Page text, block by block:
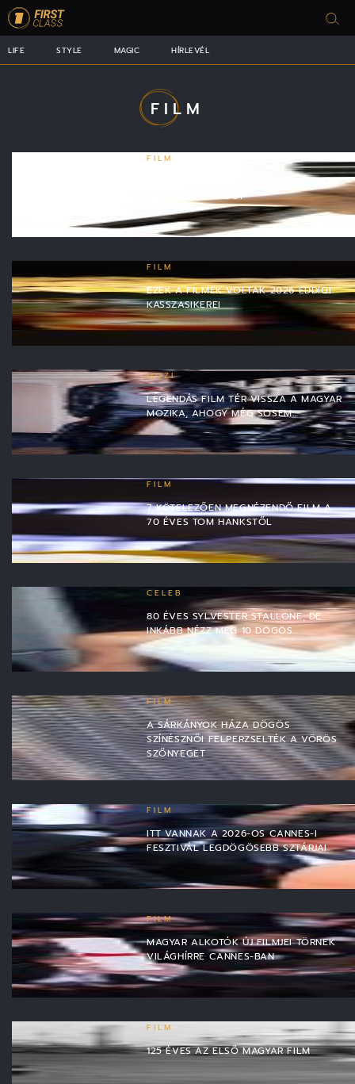
LIFE STYLE MAGIC HÍRLEVÉL
FILM
FILM
SOSEM LÁTOTT PÉNZÉRT VETTEK STAR
WARS-FÉNYKARDOT
FILM
EZEK A FILMEK VOLTAK 2026 EDDIGI
KASSZASIKEREI
MOZI
LEGENDÁS FILM TÉR VISSZA A MAGYAR
MOZIKA, AHOGY MÉG SOSEM…
FILM
7 KÖTELEZŐEN MEGNÉZENDŐ FILM A
70 ÉVES TOM HANKSTŐL
CELEB
80 ÉVES SYLVESTER STALLONE, DE
INKÁBB NÉZZ MEG 10 DÖGÖS…
FILM
A SÁRKÁNYOK HÁZA DÖGÖS
SZÍNÉSZNŐI FELPERZSELTÉK A VÖRÖS
SZŐNYEGET
FILM
ITT VANNAK A 2026-OS CANNES-I
FESZTIVÁL LEGDÖGÖSEBB SZTÁRJAI
FILM
MAGYAR ALKOTÓK ÚJ FILMJEI TÖRNEK
VILÁGHÍRRE CANNES-BAN
FILM
125 ÉVES AZ ELSŐ MAGYAR FILM